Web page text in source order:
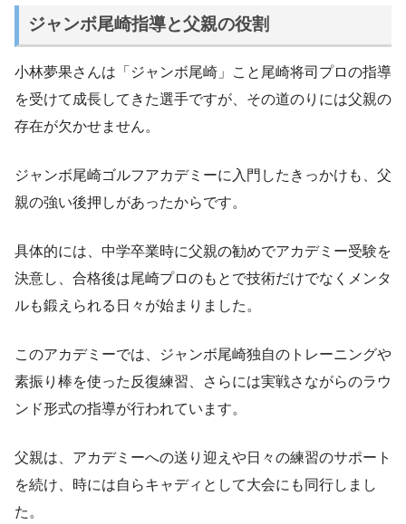
ジャンボ尾崎指導と父親の役割
小林夢果さんは「ジャンボ尾崎」こと尾崎将司プロの指導
を受けて成長してきた選手ですが、その道のりには父親の
存在が欠かせません。
ジャンボ尾崎ゴルフアカデミーに入門したきっかけも、父
親の強い後押しがあったからです。
具体的には、中学卒業時に父親の勧めでアカデミー受験を
決意し、合格後は尾崎プロのもとで技術だけでなくメンタ
ルも鍛えられる日々が始まりました。
このアカデミーでは、ジャンボ尾崎独自のトレーニングや
素振り棒を使った反復練習、さらには実戦さながらのラウ
ンド形式の指導が行われています。
父親は、アカデミーへの送り迎えや日々の練習のサポート
を続け、時には自らキャディとして大会にも同行しまし
た。